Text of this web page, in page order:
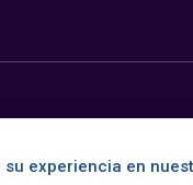
experiencia en